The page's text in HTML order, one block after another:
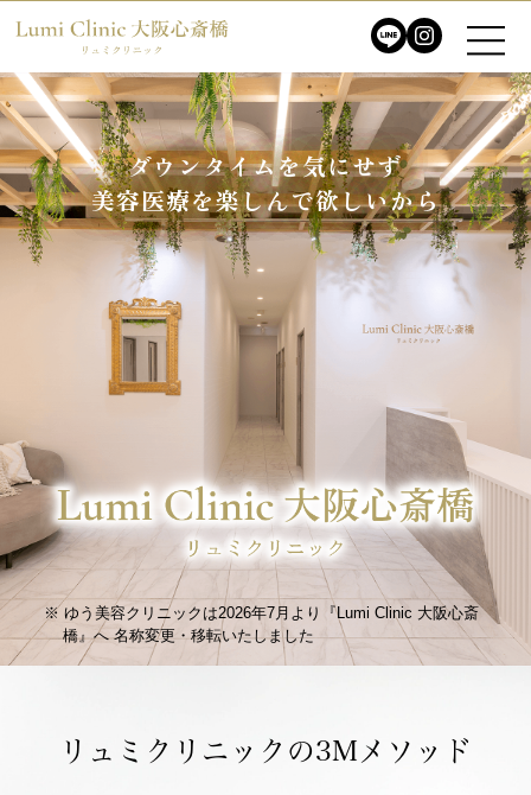
ダウンタイムを気にせず
美容医療を楽しんで欲しいから
ダウンタイムを気にせず
美容医療を楽しんで欲しいから
ゆう美容クリニックは2026年7月より『Lumi Clinic 大阪心斎
橋』へ名称変更・移転いたしました
リュミクリニックの3Mメソッド